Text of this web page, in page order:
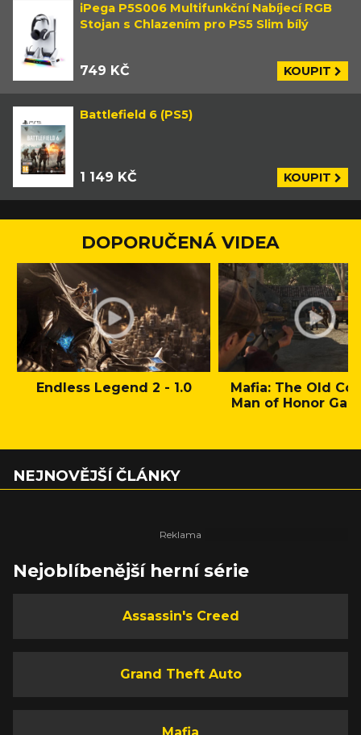
iPega P5S006 Multifunkční Nabíjecí RGB
Stojan s Chlazením pro PS5 Slim bílý
749 KČ KOUPIT
Battlefield 6 (PS5)
1 149 KČ KOUPIT
DOPORUČENÁ VIDEA
Endless Legend 2 - 1.0
Mafia: The Old
Man of Honor
NEJNOVĚJŠÍ ČLÁNKY
Nejoblíbenější herní série
Assassin's Creed
Grand Theft Auto